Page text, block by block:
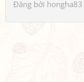
Đăng bởi hongha83